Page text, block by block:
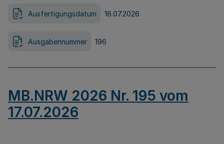
Ausfertigungsdatum 16.07.2026
Ausgabennummer 196
MB.NRW 2026 Nr. 195 vom
17.07.2026